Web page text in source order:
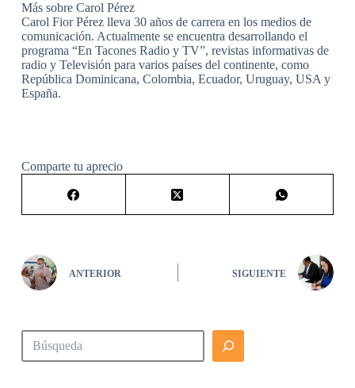
Más sobre Carol Pérez
Carol Fior Pérez lleva 30 años de carrera en los medios de
comunicación. Actualmente se encuentra desarrollando el
programa “En Tacones Radio y TV”, revistas informativas de
radio y Televisión para varios países del continente, como
República Dominicana, Colombia, Ecuador, Uruguay, USA y
España.
Comparte tu aprecio
ANTERIOR SIGUIENTE
Buscar